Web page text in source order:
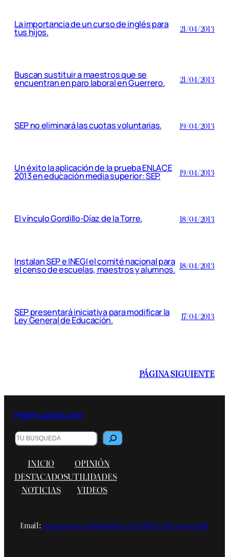
La importancia de un curso de inglés para
tus hijos. 21/04/2013
Buscan sustituir a maestros que se
encuentran en paro laboral en Guerrero. 21/04/2013
SEP no eliminará las cuotas voluntarias. 19/04/2013
Un éxito la aplicación de la prueba ENLACE
2013 en educación media superior: SEP. 19/04/2013
El vínculo Gordillo-Díaz de la Torre. 18/04/2013
Instalan SEP e INEGI el comité nacional para
el censo de escuelas, maestros y alumnos. 18/04/2013
SEP presentará iniciativa para modificar la
Ley General de Educación. 17/04/2013
PÁGINA SIGUIENTE
PROFELANDIA.COM
Buscar
INICIO
DESTACADOS
NOTICIAS
OPINIÓN
UTILIDADES
VIDEOS
Email:redaccion@profelandia.comPolítica de privacidad